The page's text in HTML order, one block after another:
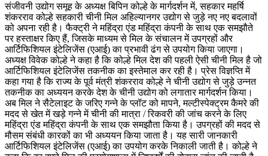
संजीवनी उद्योग समूह के अध्यक्ष बिपिन कोल्हे के मार्गदर्शन में, सहकार महर्षि
शंकरराव कोल्हे सहकारी चीनी मिल अहिल्यानगर उद्योग से जुड़े नए नए बदलावों
को अपना रही है। फैक्ट्री ने महिंद्रा एंड महिंद्रा कंपनी के साथ एक समझौते
पर हस्ताक्षर किए हैं, जिसके माध्यम से मिल के संचालन में उपग्रहों और
आर्टिफिशियल इंटेलिजेंस (एआई) का प्रभावी ढंग से उपयोग किया जाएगा।
अध्यक्ष विवेक कोल्हे ने कहा है कि कोल्हे मिल देश की पहली ऐसी चीनी मिल है जो
आर्टिफिशियल इंटेलिजेंस तकनीक का इस्तेमाल कर रही है। प्रेस विज्ञप्ति में
कहा गया है कि राज्य के पूर्व मंत्री शंकरराव कोल्हे ने चीनी उद्योग से जुड़े उन्नत
तकनीक का अध्ययन करके देश के चीनी उद्योग को लगातार मार्गदर्शन किया।
अब मिल ने सैटेलाइट के जरिए गन्ने के प्लॉट को मापने, मल्टीस्पेक्ट्रम कैमरे की
मदद से खेत में खड़े गन्ने में चीनी की मात्रा / रिकवरी की जांच करने के लिए
महिंद्रा एंड महिंद्रा कंपनी के साथ एक समझौता किया है। उपग्रहों की मदद से
मौसम संबंधी कारकों का भी अध्ययन किया जाता है। यह सारी जानकारी
आर्टिफिशियल इंटेलिजेंस (एआई) का उपयोग करके निकाली जाती है। कोल्हे ने